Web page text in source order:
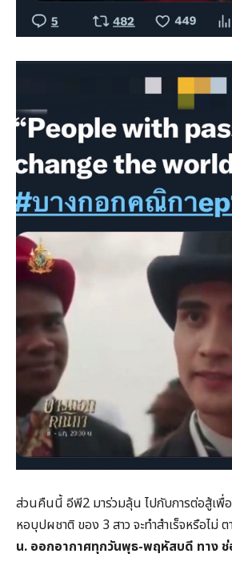
ส่วนคืนนี้ อีพี2 มาร่วมลุ้น ไปกับการต่อสู้เพื่
หอบุปผชาติ ของ 3 สาว จะทำสำเร็จหรือไม่
น. ออกอากาศทุกวันพุธ-พฤหัสบดี ทาง ช่